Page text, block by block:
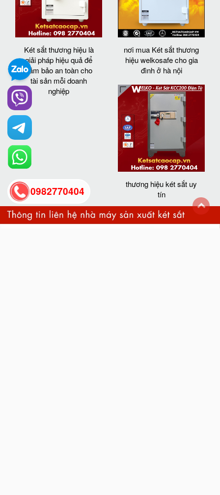
Két sắt thương hiệu là
giải pháp hiệu quả để
đảm bảo an toàn cho
tài sản mỗi doanh
nghiệp
nơi mua Két sắt thương
hiệu welkosafe cho gia
đình ở hà nội
thương hiệu két sắt uy
tín
0982770404
back